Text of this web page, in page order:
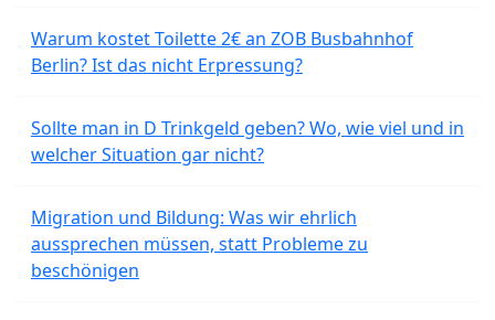
Warum kostet Toilette 2€ an ZOB Busbahnhof
Berlin? Ist das nicht Erpressung?
Sollte man in D Trinkgeld geben? Wo, wie viel und in
welcher Situation gar nicht?
Migration und Bildung: Was wir ehrlich
aussprechen müssen, statt Probleme zu
beschönigen